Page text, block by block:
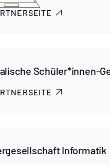

Schüler*innen-

Informatik